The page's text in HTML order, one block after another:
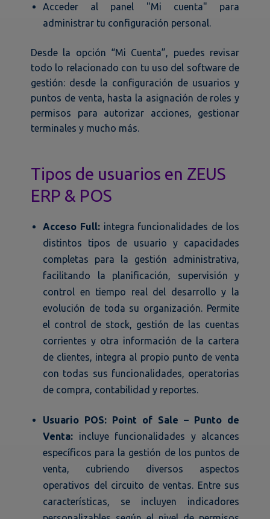
Acceder al panel "Mi cuenta" para
administrar tu configuración personal.
Desde la opción “Mi Cuenta”, puedes revisar
todo lo relacionado con tu uso del software de
gestión: desde la configuración de usuarios y
puntos de venta, hasta la asignación de roles y
permisos para autorizar acciones, gestionar
terminales y mucho más.
Tipos de usuarios en ZEUS
ERP & POS
Acceso Full:integra funcionalidades de los
distintos tipos de usuario y capacidades
completas para la gestión administrativa,
facilitando la planificación, supervisión y
control en tiempo real del desarrollo y la
evolución de toda su organización. Permite
el control de stock, gestión de las cuentas
corrientes y otra información de la cartera
de clientes, integra al propio punto de venta
con todas sus funcionalidades, operatorias
de compra, contabilidad y reportes.
Usuario POS: Point of Sale – Punto de
Venta: incluye funcionalidades y alcances
específicos para la gestión de los puntos de
venta, cubriendo diversos aspectos
operativos del circuito de ventas. Entre sus
características, se incluyen indicadores